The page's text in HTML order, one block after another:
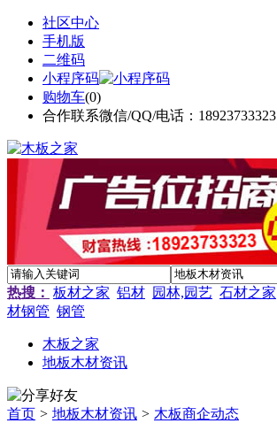
社区中心
手机版
二维码
小程序码
购物车(0)
合作联系微信/QQ/电话：18923733323
热搜： 板材之家 铝材 园林,园艺 石材之家
材钢管 钢管
木板之家
地板木材资讯
首页 > 地板木材资讯 > 木板商企动态